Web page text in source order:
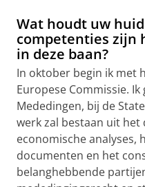
Wat houdt uw
competenties zijn
in deze baan?
In oktober begin ik met
Europese Commissie. Ik
Mededingen, bij de
werk zal bestaan uit
economische analyses,
documenten en het
belanghebbende